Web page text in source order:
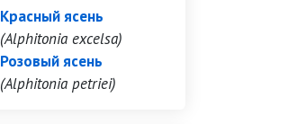
Красный ясень
(Alphitonia excelsa)
Розовый ясень
(Alphitonia petriei)